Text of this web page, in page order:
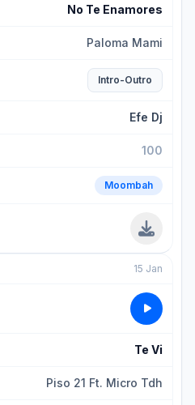
No Te Enamores
Paloma Mami
Intro-Outro
Efe Dj
100
Moombah
15 Jan
Te Vi
Piso 21 Ft. Micro Tdh